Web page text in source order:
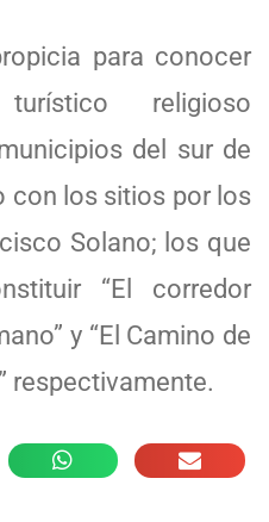
para conocer
religioso
del sur de
con los sitios por los
Solano; los que
“El corredor
y “El Camino de
respectivamente.